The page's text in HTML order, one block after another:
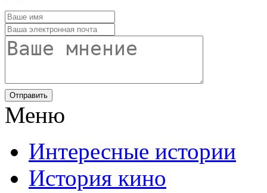
Отправить
Меню
Интересные истории
История кино